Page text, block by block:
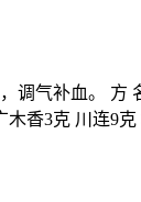
气补血。
香3克 川连9